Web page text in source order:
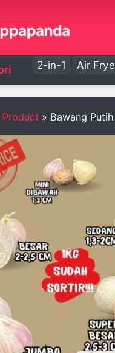
2-in-1 Air
Product » Bawang